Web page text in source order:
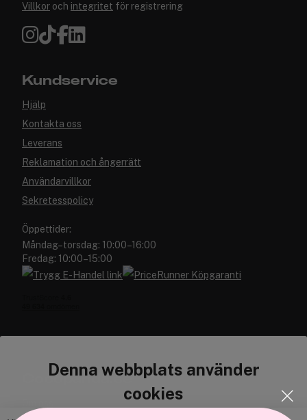
Denna webbplats använder
cookies
Villkor och integritet för registrering
Kundservice
Hjälp
Kontakta oss
Leverans
Reklamation och ångerrätt
Användarvillkor
Sekretesspolicy
Öppettider:
Måndag–torsdag: 10:00–16:00
Fredag: 10:00–15:00
Cocopanda.se